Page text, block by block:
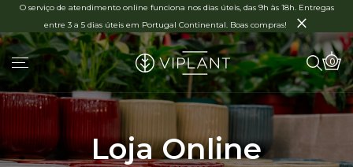
O serviço de atendimento online funciona nos dias úteis, das 9h às 18h. Entregas
entre 3 a 5 dias úteis em Portugal Continental. Boas compras!
×
0
Loja Online